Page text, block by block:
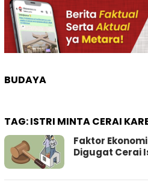
BUDAYA
TAG:ISTRI MINTA CERAI
Faktor
Digugat Cerai